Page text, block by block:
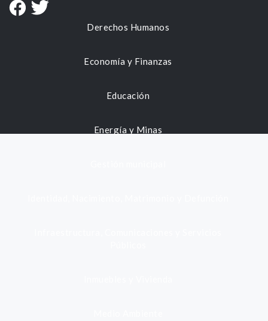
Derechos Humanos
Economía y Finanzas
Educación
Energía y Minas